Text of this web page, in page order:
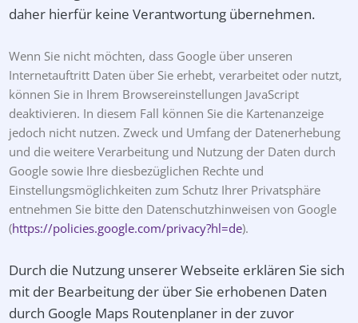
daher hierfür keine Verantwortung übernehmen.
Wenn Sie nicht möchten, dass Google über unseren
Internetauftritt Daten über Sie erhebt, verarbeitet oder nutzt,
können Sie in Ihrem Browsereinstellungen JavaScript
deaktivieren. In diesem Fall können Sie die Kartenanzeige
jedoch nicht nutzen. Zweck und Umfang der Datenerhebung
und die weitere Verarbeitung und Nutzung der Daten durch
Google sowie Ihre diesbezüglichen Rechte und
Einstellungsmöglichkeiten zum Schutz Ihrer Privatsphäre
entnehmen Sie bitte den Datenschutzhinweisen von Google
(https://policies.google.com/privacy?hl=de).
Durch die Nutzung unserer Webseite erklären Sie sich
mit der Bearbeitung der über Sie erhobenen Daten
durch Google Maps Routenplaner in der zuvor